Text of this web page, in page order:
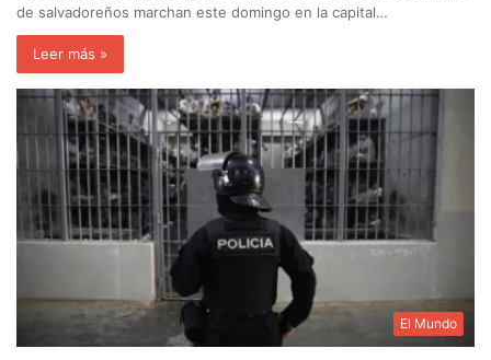
de salvadoreños marchan este domingo en la capital…
Leer más »
El Mundo